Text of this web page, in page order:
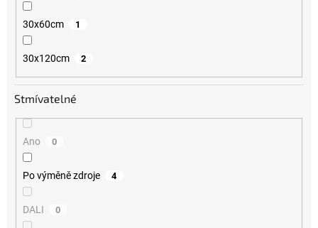
30x60cm 1
30x120cm 2
Stmívatelné
Ano 0
Po výměně zdroje 4
DALI 0